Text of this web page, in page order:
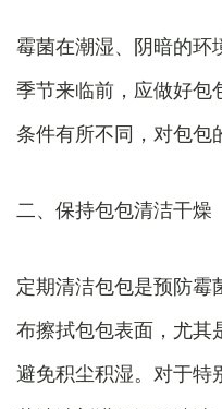
霉菌在潮湿、阴暗的环
季节来临前，应做好包
条件有所不同，对包包
二、保持包包清洁干燥
定期清洁包包是预防霉
布擦拭包包表面，尤其
避免积尘积湿。对于特